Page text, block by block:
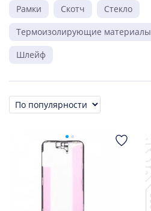
Рамки
Скотч
Стекло
Термоизолирующие материалы
Шлейф
Сортировка